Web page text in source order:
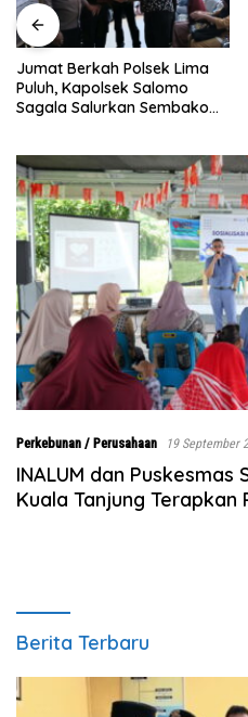
Satresnarkoba Polres Batu
Bara Gelar Jum’at Berkah,
Santuni Anak Yatim dan
Perkebunan / Perusahaan 19 September
INALUM dan Puskesmas
Kuala Tanjung Terapkan
Berita Terbaru